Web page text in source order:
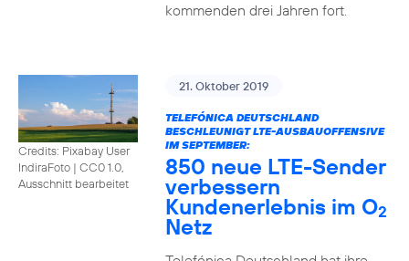
kommenden drei Jahren fort.
Credits: Pixabay User
IndiraFoto | CC0 1.0,
Ausschnitt bearbeitet
21. Oktober 2019
TELEFÓNICA DEUTSCHLAND
BESCHLEUNIGT LTE-AUSBAUOFFENSIVE
IM SEPTEMBER:
850 neue LTE-Sender
verbessern
Kundenerlebnis im O2
Netz